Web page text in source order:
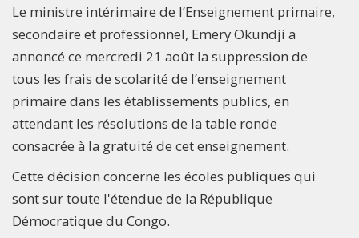
Le ministre intérimaire de l’Enseignement primaire,
secondaire et professionnel, Emery Okundji a
annoncé ce mercredi 21 août la suppression de
tous les frais de scolarité de l’enseignement
primaire dans les établissements publics, en
attendant les résolutions de la table ronde
consacrée à la gratuité de cet enseignement.
Cette décision concerne les écoles publiques qui
sont sur toute l'étendue de la République
Démocratique du Congo.